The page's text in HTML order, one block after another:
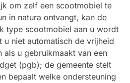
om zelf een scootmobiel te
in natura ontvangt, kan de
type scootmobiel aan u wordt
u niet automatisch de vrijheid
als u gebruikmaakt van een
(pgb); de gemeente stelt
bepaalt welke ondersteuning